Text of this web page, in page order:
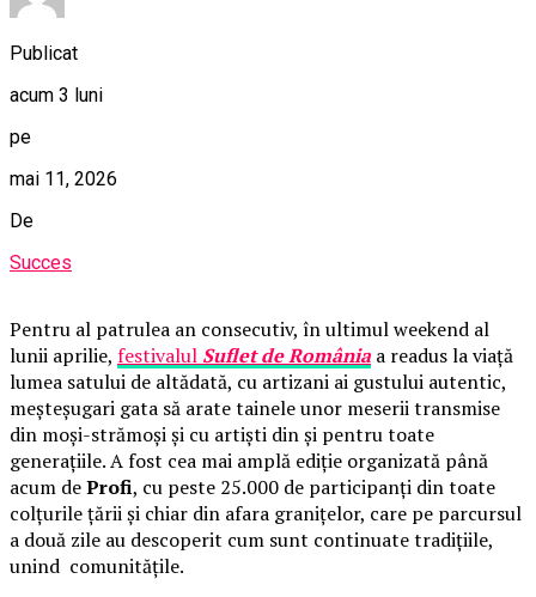
Publicat
acum 3 luni
pe
mai 11, 2026
De
Succes
Pentru al patrulea an consecutiv, în ultimul weekend al
lunii aprilie, festivalul Suflet de România a readus la viață
lumea satului de altădată, cu artizani ai gustului autentic,
meșteșugari gata să arate tainele unor meserii transmise
din moși-strămoși și cu artiști din și pentru toate
generațiile. A fost cea mai amplă ediție organizată până
acum deProfi, cu peste 25.000 de participanți din toate
colțurile țării și chiar din afara granițelor, care pe parcursul
a două zile au descoperit cum sunt continuate tradițiile,
unind comunitățile.